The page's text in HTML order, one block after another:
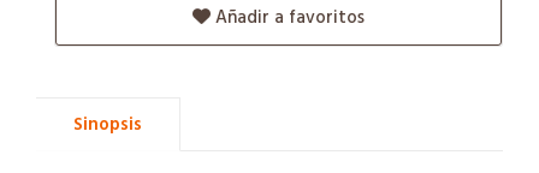
Añadir a favoritos
Sinopsis